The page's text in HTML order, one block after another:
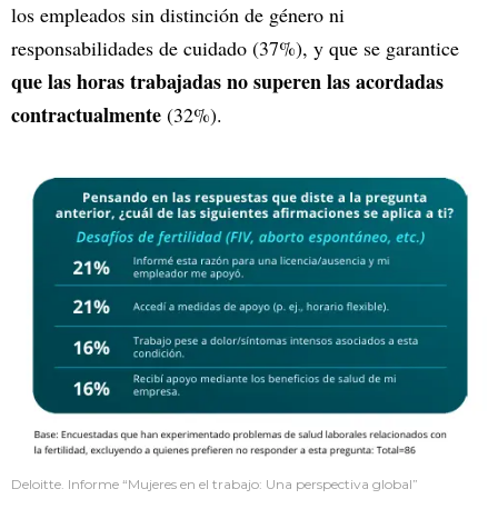
los empleados sin distinción de género ni
responsabilidades de cuidado (37%), y que se garantice
que las horas trabajadas no superen las acordadas
contractualmente (32%).
Deloitte. Informe “Mujeres en el trabajo: Una perspectiva global”